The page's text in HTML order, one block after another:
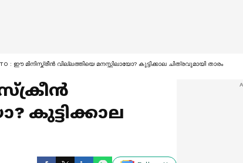
: ഈ മിനിസ്ക്രീന്‍ വില്ലത്തിയെ മനസ്സിലായോ? കുട്ടിക്കാല ചിത്രവുമായി താരം
കുട്ടിക്കാല